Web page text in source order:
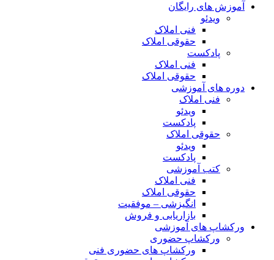
آموزش های رایگان
ویدئو
فنی املاک
حقوقی املاک
پادکست
فنی املاک
حقوقی املاک
دوره های آموزشی
فنی املاک
ویدئو
پادکست
حقوقی املاک
ویدئو
پادکست
کتب آموزشی
فنی املاک
حقوقی املاک
انگیزشی – موفقیت
بازاریابی و فروش
ورکشاپ های آموزشی
ورکشاپ حضوری
ورکشاپ های حضوری فنی